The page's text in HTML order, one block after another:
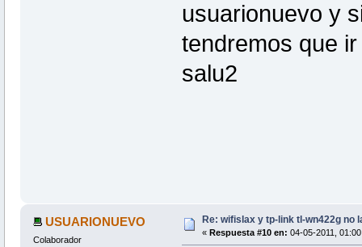
usuarionuevo y
tendremos que
salu2
USUARIONUEVO
Colaborador
Re: wifislax y tp-link tl-wn422g no
« Respuesta #10 en: 04-05-2011,